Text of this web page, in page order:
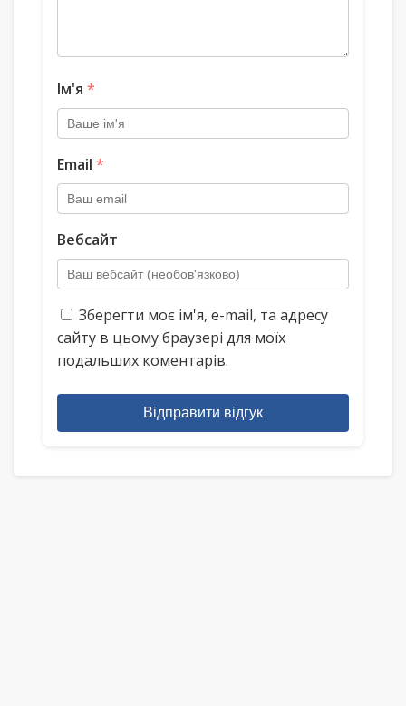
Ім'я *
Email *
Вебсайт
Зберегти моє ім'я, e-mail, та адресу
сайту в цьому браузері для моїх
подальших коментарів.
Відправити відгук